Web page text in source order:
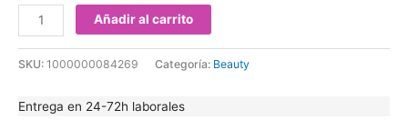
Añadir al carrito
SKU: 1000000084269 Categoría: Beauty
Entrega en 24-72h laborales